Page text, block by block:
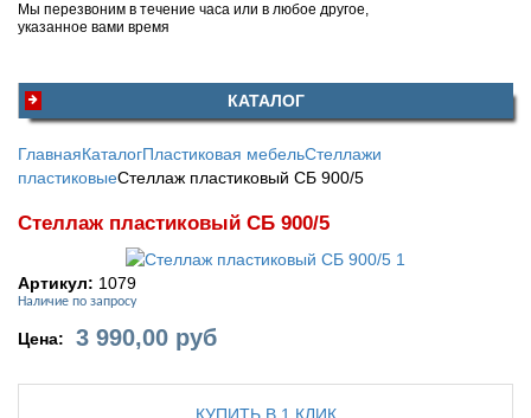
Мы перезвоним в течение часа или в любое другое,
указанное вами время
КАТАЛОГ
ГлавнаяКаталогПластиковая мебельСтеллажи
пластиковыеСтеллаж пластиковый СБ 900/5
Стеллаж пластиковый СБ 900/5
Артикул: 1079
Наличие по запросу
Цена: 3 990,00 руб